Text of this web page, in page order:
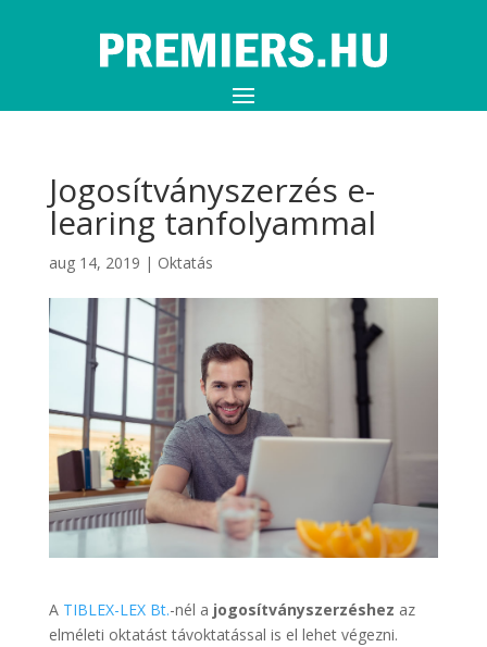
Jogosítványszerzés e-
learing tanfolyammal
aug 14, 2019 | Oktatás
A TIBLEX-LEX Bt.-nél a jogosítványszerzéshez az
elméleti oktatást távoktatással is el lehet végezni.